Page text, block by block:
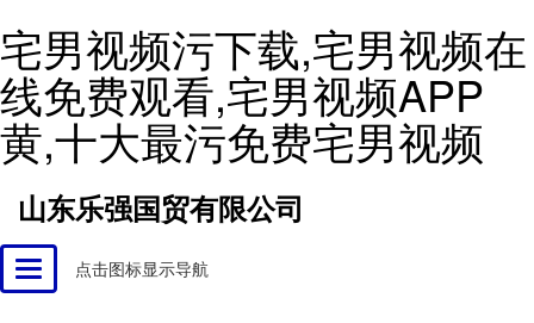
宅男视频污下载,宅男视频在
线免费观看,宅男视频APP
黄,十大最污免费宅男视频
山东乐强国贸有限公司
Toggle
navigation
点击图标显示导航